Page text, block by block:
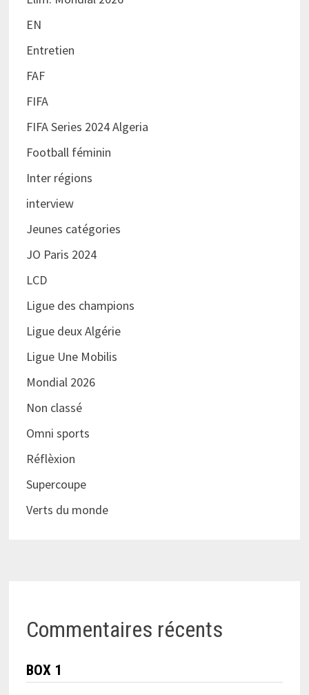
EN
Entretien
FAF
FIFA
FIFA Series 2024 Algeria
Football féminin
Inter régions
interview
Jeunes catégories
JO Paris 2024
LCD
Ligue des champions
Ligue deux Algérie
Ligue Une Mobilis
Mondial 2026
Non classé
Omni sports
Réflèxion
Supercoupe
Verts du monde
Commentaires récents
BOX 1